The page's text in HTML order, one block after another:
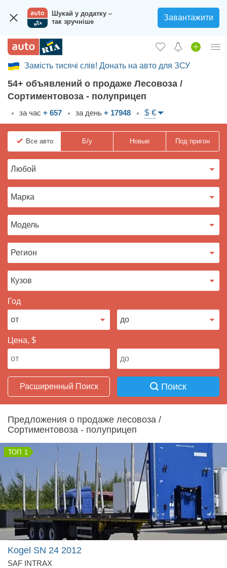
Шукай у додатку –
так зручніше
Завантажити
Вход в кабинет
Збір на авто для ЗСУ
Автомобили б/у
Новые авто
Новости
Отзывы об авто
Загрузить приложение
Замість тисячі слів! Донать на авто для ЗСУ
54+ объявлений о продаже Лесовоза /
Сортиментовоза - полуприцеп
за час + 657 за день + 17948 $ €
Все авто Б/у Новые Под пригон
Год
Цена, $
Расширенный Поиск Поиск
Предложения о продаже лесовоза /
Сортиментовоза - полуприцеп
1
Kogel SN 24 2012
SAF INTRAX